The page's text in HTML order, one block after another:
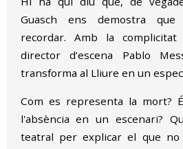
Guasch ens demostra
recordar. Amb la
director d’escena Pablo
transforma al Lliure en un
Com es representa la mort?
l'absència en un escenari?
teatral per explicar el que